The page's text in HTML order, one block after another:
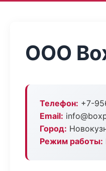
ООО
Телефон: +7-
Email:
Город:
Режим работы: